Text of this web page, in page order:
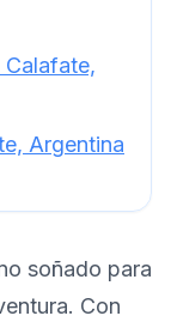
Argentina
soñado para
Con